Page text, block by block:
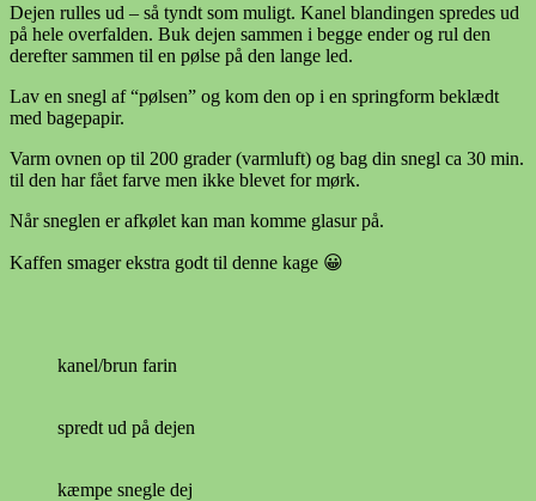
Dejen rulles ud – så tyndt som muligt. Kanel blandingen spredes ud
på hele overfalden. Buk dejen sammen i begge ender og rul den
derefter sammen til en pølse på den lange led.
Lav en snegl af “pølsen” og kom den op i en springform beklædt
med bagepapir.
Varm ovnen op til 200 grader (varmluft) og bag din snegl ca 30 min.
til den har fået farve men ikke blevet for mørk.
Når sneglen er afkølet kan man komme glasur på.
Kaffen smager ekstra godt til denne kage 😀
kanel/brun farin
spredt ud på dejen
kæmpe snegle dej